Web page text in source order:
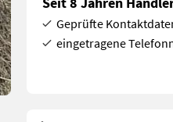
Geprüfte
eingetragene